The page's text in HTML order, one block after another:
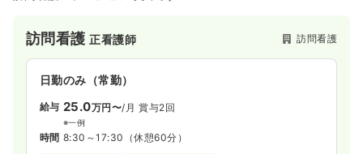
訪問看護正看護師 訪問看護
日勤のみ（常勤）
給与 25.0万円〜/月 賞与2回
※一例
時間 8:30～17:30 （休憩60分）